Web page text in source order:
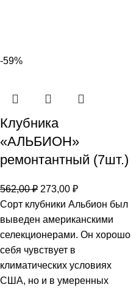
-59%
Клубника
«АЛЬБИОН»
ремонтантный (7шт.)
562,00₽ 273,00 ₽
Сорт клубники Альбион был
выведен американскими
селекционерами. Он хорошо
себя чувствует в
климатических условиях
США, но и в умеренных